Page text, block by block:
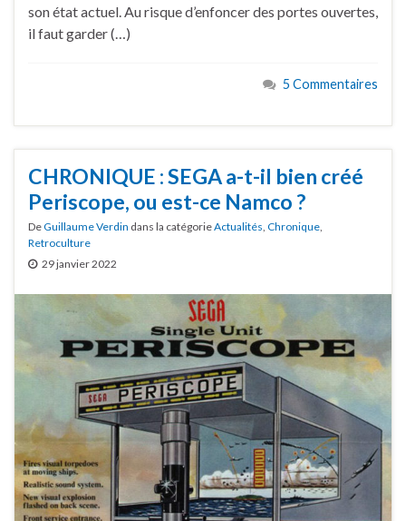
son état actuel. Au risque d’enfoncer des portes ouvertes,
il faut garder (…)
5 Commentaires
CHRONIQUE : SEGA a-t-il bien créé
Periscope, ou est-ce Namco ?
DeGuillaume Verdin dans la catégorieActualités Chronique
Retroculture
29 janvier 2022